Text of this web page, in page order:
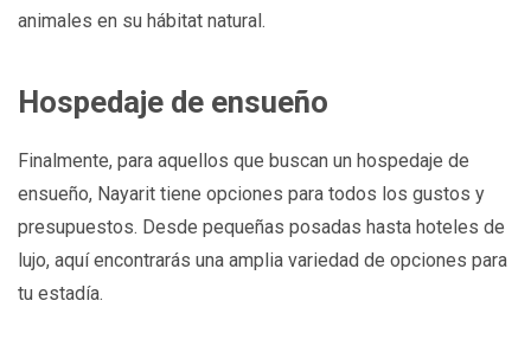
animales en su hábitat natural.
Hospedaje de ensueño
Finalmente, para aquellos que buscan un hospedaje de
ensueño, Nayarit tiene opciones para todos los gustos y
presupuestos. Desde pequeñas posadas hasta hoteles de
lujo, aquí encontrarás una amplia variedad de opciones para
tu estadía.